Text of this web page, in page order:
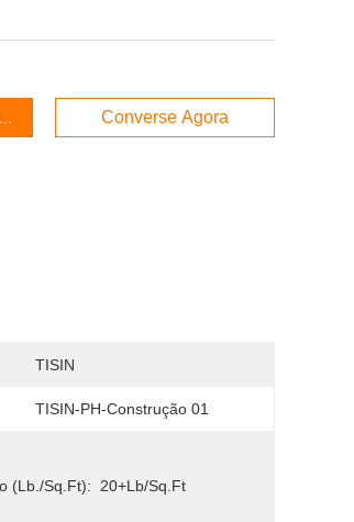
Converse Agora
TISIN
TISIN-PH-Construção 01
(lb./sq.ft): 20+lb/sq.ft